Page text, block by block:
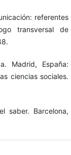
referentes
transversal de
Madrid, España:
ciencias sociales.
saber. Barcelona,